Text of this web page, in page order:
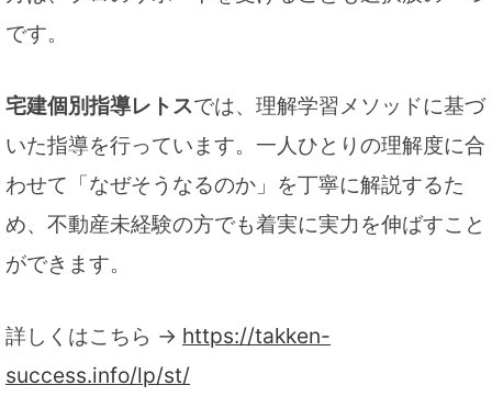
です。
宅建個別指導レトスでは、理解学習メソッドに基づ
いた指導を行っています。一人ひとりの理解度に合
わせて「なぜそうなるのか」を丁寧に解説するた
め、不動産未経験の方でも着実に実力を伸ばすこと
ができます。
詳しくはこちら → https://takken-
success.info/lp/st/